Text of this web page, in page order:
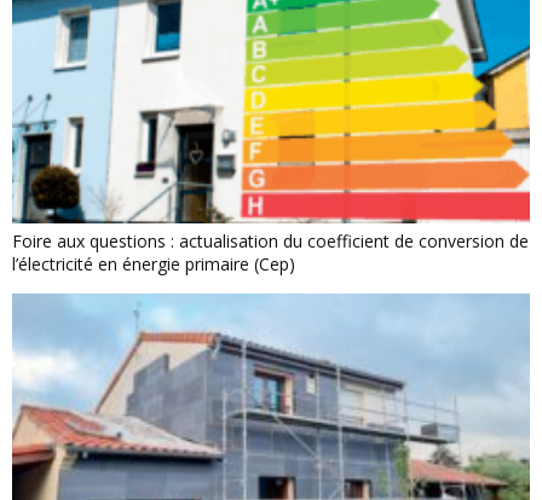
Foire aux questions : actualisation du coefficient de conversion de
l’électricité en énergie primaire (Cep)